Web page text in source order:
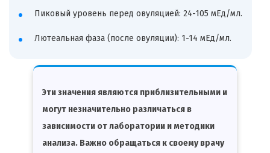
Пиковый уровень перед овуляцией: 24-105 мЕд/мл.
Лютеальная фаза (после овуляции): 1-14 мЕд/мл.
Эти значения являются приблизительными и
могут незначительно различаться в
зависимости от лаборатории и методики
анализа. Важно обращаться к своему врачу